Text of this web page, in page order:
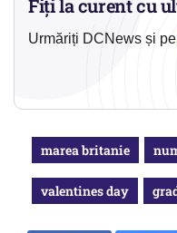
Fiți la curent cu
Urmăriți DCNews și pe
marea britanie
valentines day